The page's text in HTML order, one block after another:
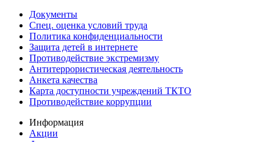
Документы
Спец. оценка условий труда
Политика конфиденциальности
Защита детей в интернете
Противодействие экстремизму
Антитеррористическая деятельность
Анкета качества
Карта доступности учреждений ТКТО
Противодействие коррупции
Информация
Акции